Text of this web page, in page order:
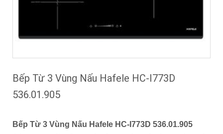
Bếp Từ 3 Vùng Nấu Hafele HC-I773D
536.01.905
Bếp Từ 3 Vùng Nấu Hafele HC-I773D 536.01.905